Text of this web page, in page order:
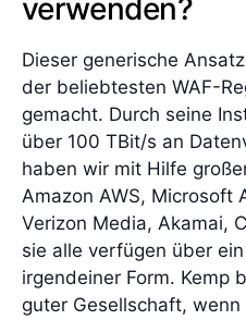
verwenden?
Dieser generische
der beliebtesten WAF-
gemacht. Durch seine
über 100 TBit/s an
haben wir mit Hilfe
Amazon AWS, Microsoft
Verizon Media, Akamai,
sie alle verfügen über
irgendeiner Form. Kemp
guter Gesellschaft,